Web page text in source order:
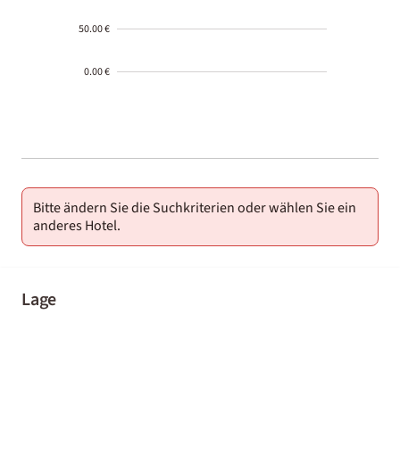
50.00 €
0.00 €
01-02
Bitte ändern Sie die Suchkriterien oder wählen Sie ein
anderes Hotel.
Lage